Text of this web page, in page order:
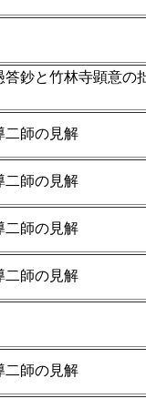
鈔と竹林寺顕意の
二師の見解
二師の見解
二師の見解
二師の見解
二師の見解